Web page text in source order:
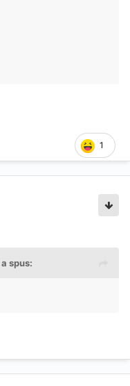
1
a spus: